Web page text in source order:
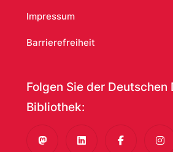
Impressum
Barrierefreiheit
Folgen Sie der Deutschen
Bibliothek:
MastodonLinkedInFacebook